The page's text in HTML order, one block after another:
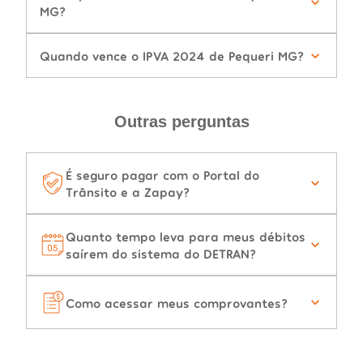
MG?
Quando vence o IPVA 2024 de Pequeri MG?
Outras perguntas
É seguro pagar com o Portal do
Trânsito e a Zapay?
Quanto tempo leva para meus débitos
saírem do sistema do DETRAN?
Como acessar meus comprovantes?